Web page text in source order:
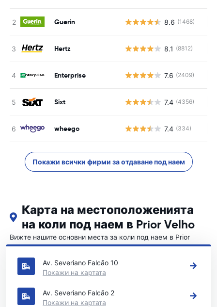
Guerin 8.6 (1468)
Hertz 8.1 (8812)
Enterprise 7.6 (2409)
Sixt 7.4 (4356)
wheego 7.4 (334)
Покажи всички фирми за отдаване под наем
Карта на местоположенията
на коли под наем в Prior Velho
Вижте нашите основни места за коли под наем в Prior
Velho
Av. Severiano Falcão 10
Покажи на картата
Av. Severiano Falcão 2
Покажи на картата